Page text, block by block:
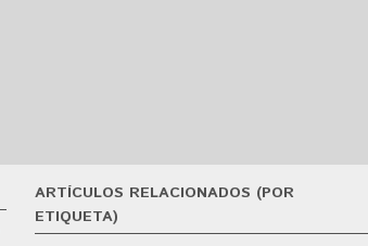
ARTÍCULOS RELACIONADOS (POR
ETIQUETA)